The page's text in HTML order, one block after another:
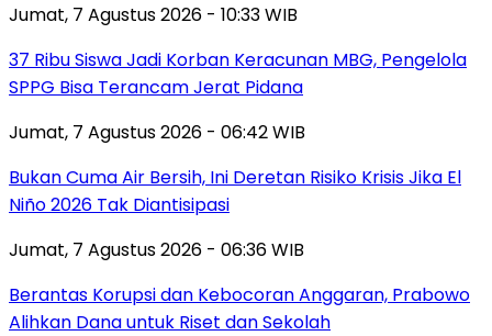
Jumat, 7 Agustus 2026 - 10:33 WIB
37 Ribu Siswa Jadi Korban Keracunan MBG, Pengelola
SPPG Bisa Terancam Jerat Pidana
Jumat, 7 Agustus 2026 - 06:42 WIB
Bukan Cuma Air Bersih, Ini Deretan Risiko Krisis Jika El
Niño 2026 Tak Diantisipasi
Jumat, 7 Agustus 2026 - 06:36 WIB
Berantas Korupsi dan Kebocoran Anggaran, Prabowo
Alihkan Dana untuk Riset dan Sekolah